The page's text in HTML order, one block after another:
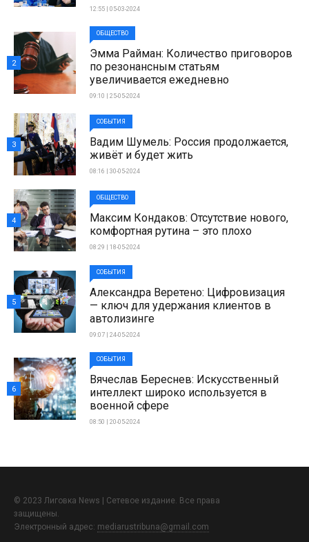
12:55 | 05-03-2024
ОБЩЕСТВО
Эмма Райман: Количество приговоров
по резонансным статьям
увеличивается ежедневно
09:10 | 25-05-2024
2
СОБЫТИЯ
Вадим Шумель: Россия продолжается,
живёт и будет жить
08:16 | 30-05-2024
3
ОБЩЕСТВО
Максим Кондаков: Отсутствие нового,
комфортная рутина – это плохо
08:29 | 18-05-2024
4
СОБЫТИЯ
Александра Веретено: Цифровизация
— ключ для удержания клиентов в
автолизинге
09:07 | 24-05-2024
5
СОБЫТИЯ
Вячеслав Береснев: Искусственный
интеллект широко используется в
военной сфере
08:50 | 20-05-2024
6
© 2023 Лиговка News | Сетевое издание. Все права
защищены.
Электронный адрес: mediarustribuna@gmail.com